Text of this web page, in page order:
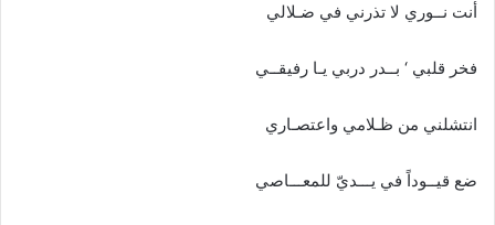
أنت نــوري لا تذرني في ضـلالي
فخر قلبي ‘ بــدر دربي يـا رفيقــي
انتشلني من ظـلامي واعتصـاري
ضع قيــوداً في يـــديّ للمعـــاصي